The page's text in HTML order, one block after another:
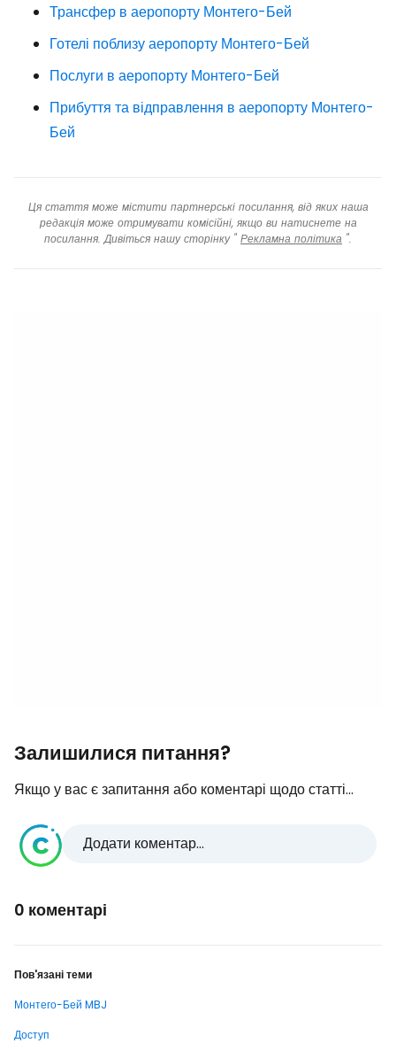
Трансфер в аеропорту Монтего-Бей
Готелі поблизу аеропорту Монтего-Бей
Послуги в аеропорту Монтего-Бей
Прибуття та відправлення в аеропорту Монтего-
Бей
Ця стаття може містити партнерські посилання, від яких наша
редакція може отримувати комісійні, якщо ви натиснете на
посилання. Дивіться нашу сторінку " Рекламна політика ".
Залишилися питання?
Якщо у вас є запитання або коментарі щодо статті...
Додати коментар...
0 коментарі
Пов'язані теми
Монтего-Бей MBJ
Доступ